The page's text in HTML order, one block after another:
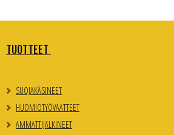
TUOTTEET
SUOJAKÄSINEET
HUOMIOTYÖVAATTEET
AMMATTIJALKINEET